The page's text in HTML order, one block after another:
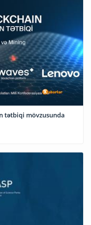
tətbiqi mövzusunda